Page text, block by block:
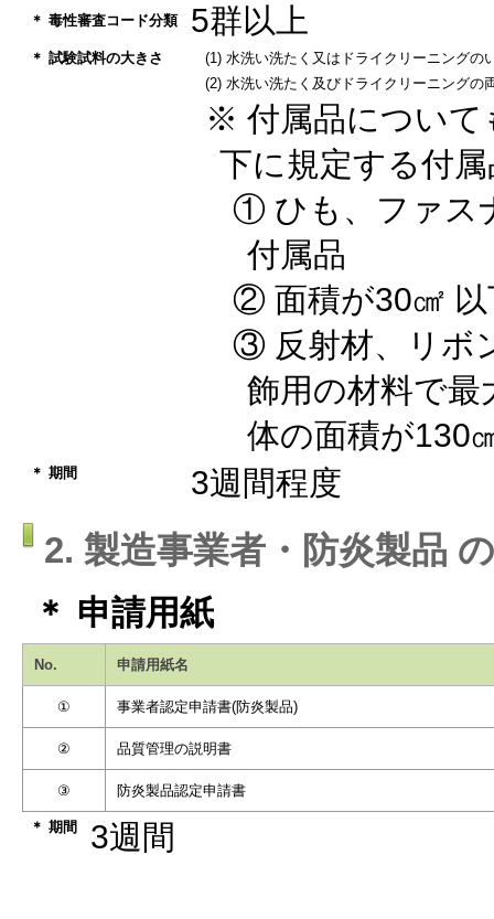
＊ 毒性審査コード分類 5群以上
＊ 試験試料の大きさ
(1) 水洗い洗たく又はドライクリーニングの
(2) 水洗い洗たく及びドライクリーニングの
※ 付属品について
下に規定する付
① ひも、ファス
付属品
② 面積が30㎠
③ 反射材、リボ
飾用の材料で最
体の面積が130
＊ 期間 3週間程度
2. 製造事業者・防炎製品
＊ 申請用紙
No. 申請用紙名
① 事業者認定申請書(防炎製品)
② 品質管理の説明書
③ 防炎製品認定申請書
＊ 期間 3週間